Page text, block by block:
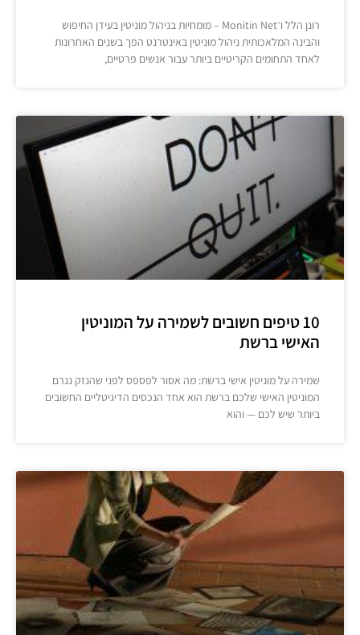
רונן הלל ו־Monitin Net – מומחיות בניהול מוניטין בעידן החיפוש
והבינה המלאכותית ניהול מוניטין באינטרנט הפך בשנים האחרונות
לאחד התחומים הקריטיים ביותר עבור אנשים פרטיים,
10 טיפים חשובים לשמירה על המוניטין
האישי ברשת
שמירה על מוניטין אישי ברשת: מה אסור לפספס לפני שהנזק נגרם
המוניטין האישי שלכם ברשת הוא אחד הנכסים הדיגיטליים החשובים
ביותר שיש לכם — והוא